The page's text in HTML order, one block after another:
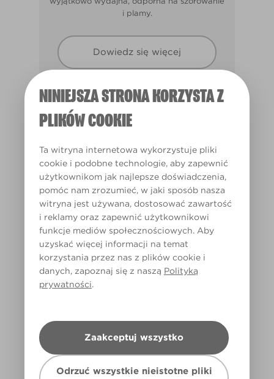
NINIEJSZA STRONA KORZYSTA Z
PLIKÓW COOKIE
Ta witryna internetowa wykorzystuje pliki
cookie i podobne technologie, aby zapewnić
użytkownikom jak najlepsze doświadczenia,
pomóc nam zrozumieć, w jaki sposób nasza
witryna jest używana, dostosować zawartość
i reklamy oraz zapewnić użytkownikowi
funkcje mediów społecznościowych. Aby
uzyskać więcej informacji na temat
korzystania przez nas z plików cookie i
danych, zapoznaj się z naszą Polityką
prywatności.
Zaakceptuj wszystko
Odrzuć wszystkie nieistotne pliki
i plamy.
Dowiedz się więcej
Eraser Pink
X34R57A